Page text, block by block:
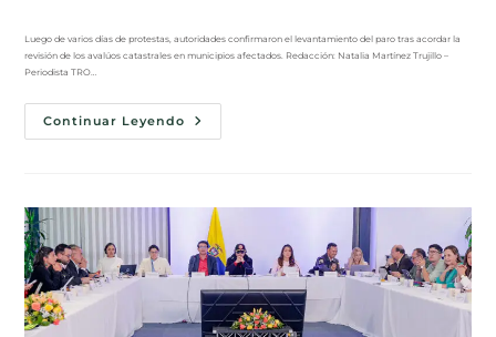
Luego de varios días de protestas, autoridades confirmaron el levantamiento del paro tras acordar la
revisión de los avalúos catastrales en municipios afectados. Redacción: Natalia Martínez Trujillo –
Periodista TRO…
Continuar Leyendo